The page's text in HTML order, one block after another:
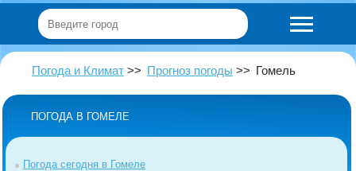
Погода и Климат Прогноз погоды Гомель
ПОГОДА В ГОМЕЛЕ
Погода сегодня в Гомеле